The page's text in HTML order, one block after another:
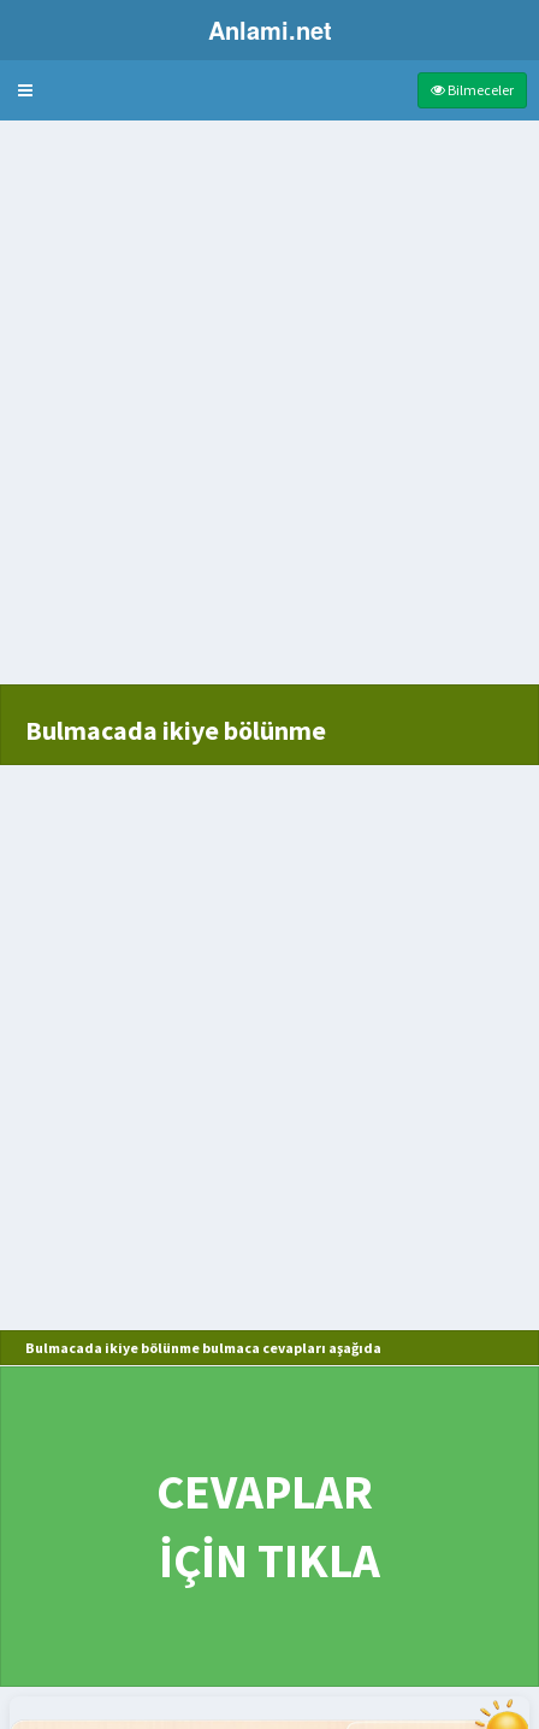
Anlami.net
Bulmaca Bilmeceler
Bulmacada ikiye bölünme
Bulmacada ikiye bölünme bulmaca cevapları aşağıda
CEVAPLAR
İÇİN TIKLA